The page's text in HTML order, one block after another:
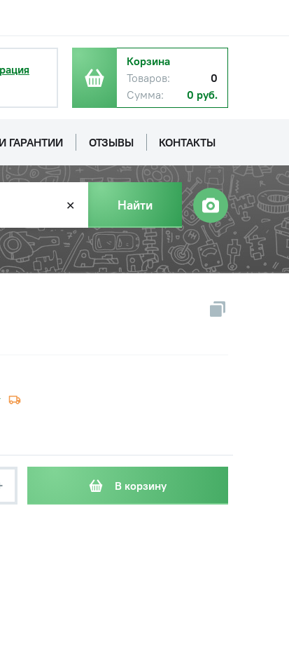
Корзина
Товаров:
0
Сумма:
0 руб.
ГАРАНТИИ ОТЗЫВЫ КОНТАКТЫ
✕ Найти
В корзину